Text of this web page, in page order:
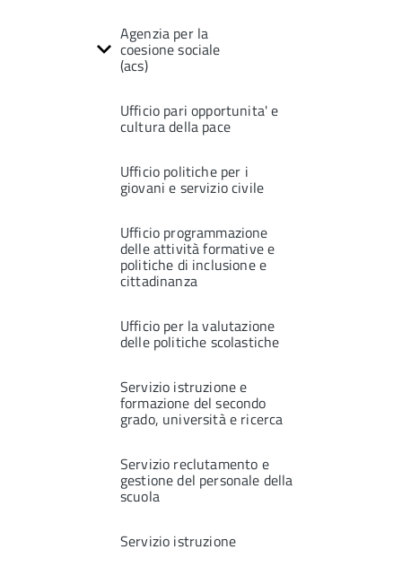
Agenzia per la
coesione sociale
(acs)
Ufficio pari opportunita' e
cultura della pace
Ufficio politiche per i
giovani e servizio civile
Ufficio programmazione
delle attività formative e
politiche di inclusione e
cittadinanza
Ufficio per la valutazione
delle politiche scolastiche
Servizio istruzione e
formazione del secondo
grado, università e ricerca
Servizio reclutamento e
gestione del personale della
scuola
Servizio istruzione